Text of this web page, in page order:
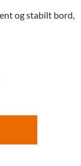
og stabilt bord,